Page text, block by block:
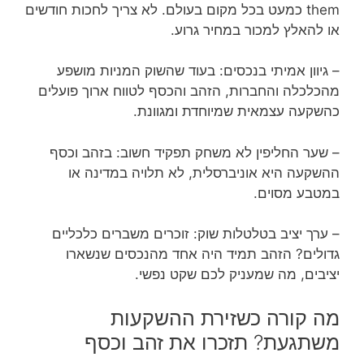
them כמעט בכל מקום בעולם. לא צריך לחכות חודשים
או להאלץ למכור במחיר גרוע.
– גיוון אמיתי בנכסים: בעוד שהשוק המניות מושפע
מהכלכלה והחברות, הזהב והכסף לטווח ארוך פועלים
כהשקעה עצמאית שמיוחדת ומגוונת.
– שער החליפין לא משחק תפקיד חשוב: בזהב וכסף
ההשקעה היא אוניברסלית, לא תלויה במדינה או
במטבע מסוים.
– ערך יציב בטלטלות שוק: זוכרים משברים כלכליים
גדולים? הזהב תמיד היה אחד מהנכסים שנשארו
יציבים, מה שמעניק לכם שקט נפשי.
מה קורה כשזירת ההשקעות
משתגעת? תזכרו את זהב וכסף